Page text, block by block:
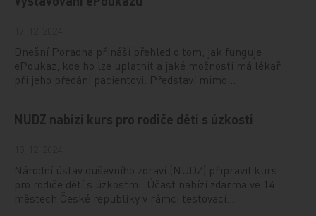
Dnešní Poradna přináší přehled o tom, jak funguje
ePoukaz, kde ho lze uplatnit a jaké možnosti má lékař
při jeho předání pacientovi. Představí mimo…
NUDZ nabízí kurs pro rodiče dětí s úzkostí
Národní ústav duševního zdraví (NUDZ) připravil kurs
pro rodiče dětí s úzkostmi. Účast nabízí zdarma ve 14
městech České republiky v rámci testovací…